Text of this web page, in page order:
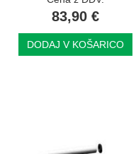
83,90 €
DODAJ V KOŠARICO